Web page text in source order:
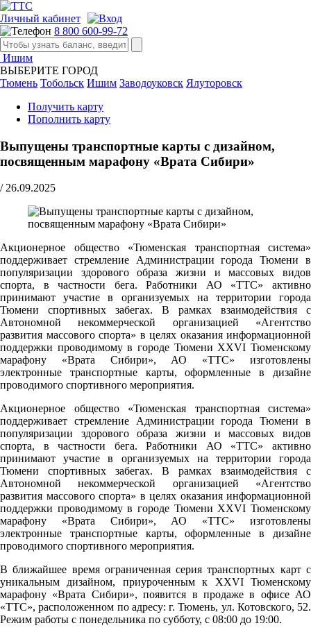
Личный кабинет
8 800 600-99-72
Ишим
ВЫБЕРИТЕ ГОРОД
Тюмень Тобольск Ишим Заводоуковск Ялуторовск
Получить карту
Пополнить карту
Выпущены транспортные карты с дизайном,
посвященным марафону «Врата Сибири»
/ 26.09.2025
Акционерное общество «Тюменская транспортная система»
поддерживает стремление Администрации города Тюмени в
популяризации здорового образа жизни и массовых видов
спорта, в частности бега. Работники АО «ТТС» активно
принимают участие в организуемых на территории города
Тюмени спортивных забегах. В рамках взаимодействия с
Автономной некоммерческой организацией «Агентство
развития массового спорта» в целях оказания информационной
поддержки проводимому в городе Тюмени XXVI Тюменскому
марафону «Врата Сибири», АО «ТТС» изготовлены
электронные транспортные карты, оформленные в дизайне
проводимого спортивного мероприятия.
Акционерное общество «Тюменская транспортная система»
поддерживает стремление Администрации города Тюмени в
популяризации здорового образа жизни и массовых видов
спорта, в частности бега. Работники АО «ТТС» активно
принимают участие в организуемых на территории города
Тюмени спортивных забегах. В рамках взаимодействия с
Автономной некоммерческой организацией «Агентство
развития массового спорта» в целях оказания информационной
поддержки проводимому в городе Тюмени XXVI Тюменскому
марафону «Врата Сибири», АО «ТТС» изготовлены
электронные транспортные карты, оформленные в дизайне
проводимого спортивного мероприятия.
В ближайшее время ограниченная серия транспортных карт с
уникальным дизайном, приуроченным к XXVI Тюменскому
марафону «Врата Сибири», появится в продаже в офисе АО
«ТТС», расположенном по адресу: г. Тюмень, ул. Котовского, 52.
Pежим работы с понедельника по субботу, с 08:00 до 19:00.